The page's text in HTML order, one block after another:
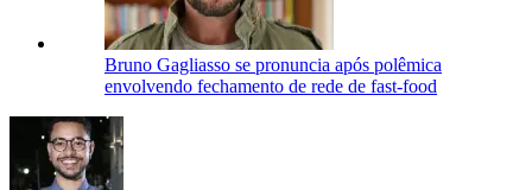
Bruno Gagliasso se pronuncia após polêmica
envolvendo fechamento de rede de fast-food